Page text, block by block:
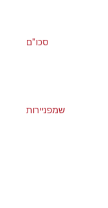
סכו"ם
שמפניירות